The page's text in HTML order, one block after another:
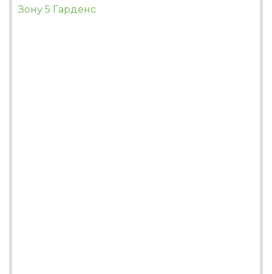
Зону 5 Гарденс